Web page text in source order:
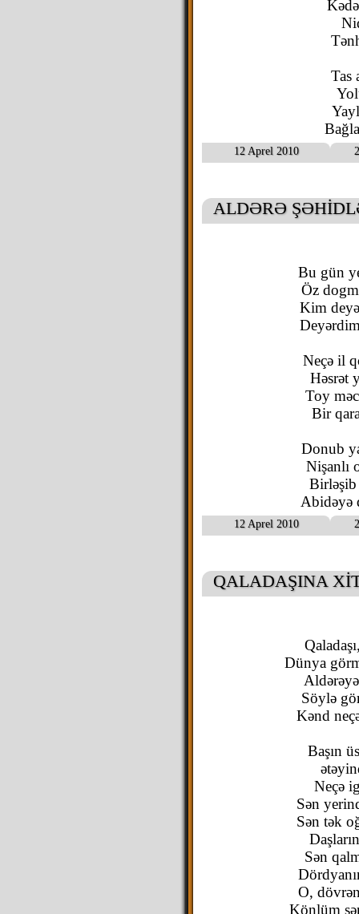
Tas
12 Aprel 2010
ALDƏRƏ
Bu gün
Öz
Kim
Neçə il
Həsrət
Toy
Bir
Donub
Nişanlı
Birləşib
Abidəyə
12 Aprel 2010
QALADAŞINA
Dünya
Söylə
Kənd
Başın
Neçə
Sən
Sən tək
Sən
O,
Könlüm